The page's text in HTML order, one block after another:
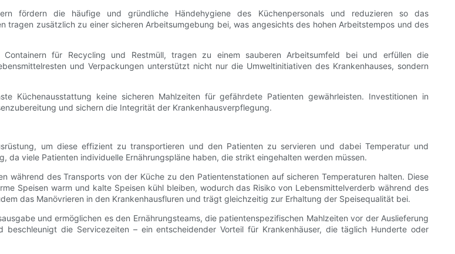
fördern die häufige und gründliche Händehygiene des Küchenpersonals und reduzieren so das
tragen zusätzlich zu einer sicheren Arbeitsumgebung bei, was angesichts des hohen Arbeitstempos und des
Containern für Recycling und Restmüll, tragen zu einem sauberen Arbeitsumfeld bei und erfüllen die
und Verpackungen unterstützt nicht nur die Umweltinitiativen des Krankenhauses, sondern
Küchenausstattung keine sicheren Mahlzeiten für gefährdete Patienten gewährleisten. Investitionen in
und sichern die Integrität der Krankenhausverpflegung.
um diese effizient zu transportieren und den Patienten zu servieren und dabei Temperatur und
viele Patienten individuelle Ernährungspläne haben, die strikt eingehalten werden müssen.
während des Transports von der Küche zu den Patientenstationen auf sicheren Temperaturen halten. Diese
Speisen warm und kalte Speisen kühl bleiben, wodurch das Risiko von Lebensmittelverderb während des
das Manövrieren in den Krankenhausfluren und trägt gleichzeitig zur Erhaltung der Speisequalität bei.
und ermöglichen es den Ernährungsteams, die patientenspezifischen Mahlzeiten vor der Auslieferung
beschleunigt die Servicezeiten – ein entscheidender Vorteil für Krankenhäuser, die täglich Hunderte oder